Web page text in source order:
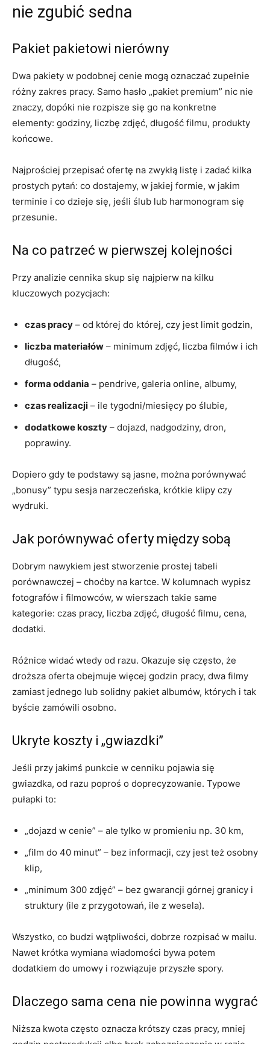
nie zgubić sedna
Pakiet pakietowi nierówny
Dwa pakiety w podobnej cenie mogą oznaczać zupełnie
różny zakres pracy. Samo hasło „pakiet premium” nic nie
znaczy, dopóki nie rozpisze się go na konkretne
elementy: godziny, liczbę zdjęć, długość filmu, produkty
końcowe.
Najprościej przepisać ofertę na zwykłą listę i zadać kilka
prostych pytań: co dostajemy, w jakiej formie, w jakim
terminie i co dzieje się, jeśli ślub lub harmonogram się
przesunie.
Na co patrzeć w pierwszej kolejności
Przy analizie cennika skup się najpierw na kilku
kluczowych pozycjach:
czas pracy – od której do której, czy jest limit godzin,
liczba materiałów – minimum zdjęć, liczba filmów i ich
długość,
forma oddania – pendrive, galeria online, albumy,
czas realizacji – ile tygodni/miesięcy po ślubie,
dodatkowe koszty – dojazd, nadgodziny, dron,
poprawiny.
Dopiero gdy te podstawy są jasne, można porównywać
„bonusy” typu sesja narzeczeńska, krótkie klipy czy
wydruki.
Jak porównywać oferty między sobą
Dobrym nawykiem jest stworzenie prostej tabeli
porównawczej – choćby na kartce. W kolumnach wypisz
fotografów i filmowców, w wierszach takie same
kategorie: czas pracy, liczba zdjęć, długość filmu, cena,
dodatki.
Różnice widać wtedy od razu. Okazuje się często, że
droższa oferta obejmuje więcej godzin pracy, dwa filmy
zamiast jednego lub solidny pakiet albumów, których i tak
byście zamówili osobno.
Ukryte koszty i „gwiazdki”
Jeśli przy jakimś punkcie w cenniku pojawia się
gwiazdka, od razu poproś o doprecyzowanie. Typowe
pułapki to:
„dojazd w cenie” – ale tylko w promieniu np. 30 km,
„film do 40 minut” – bez informacji, czy jest też osobny
klip,
„minimum 300 zdjęć” – bez gwarancji górnej granicy i
struktury (ile z przygotowań, ile z wesela).
Wszystko, co budzi wątpliwości, dobrze rozpisać w mailu.
Nawet krótka wymiana wiadomości bywa potem
dodatkiem do umowy i rozwiązuje przyszłe spory.
Dlaczego sama cena nie powinna wygrać
Niższa kwota często oznacza krótszy czas pracy, mniej